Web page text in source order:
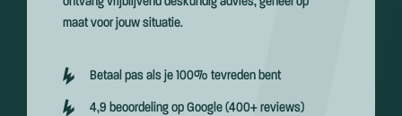
maat voor jouw situatie.
Betaal pas als je 100% tevreden bent
4,9 beoordeling op Google (400+ reviews)